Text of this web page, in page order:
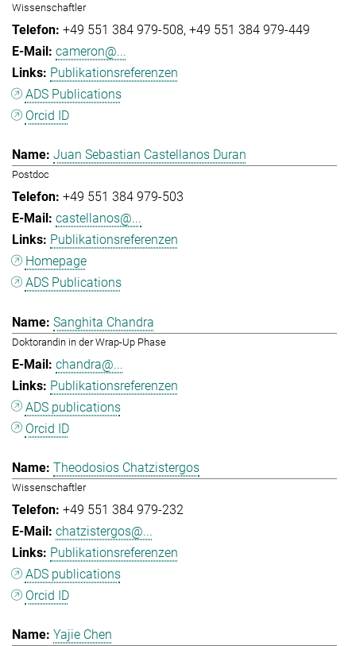
Wissenschaftler
+49 551 384 979-508 +49 551 384 979-449
cameron@...
Publikationsreferenzen
ADS Publications
Orcid ID
Juan Sebastian Castellanos Duran
Postdoc
+49 551 384 979-503
castellanos@...
Publikationsreferenzen
Homepage
ADS Publications
Sanghita Chandra
Doktorandin in der Wrap-Up Phase
chandra@...
Publikationsreferenzen
ADS publications
Orcid ID
Theodosios Chatzistergos
Wissenschaftler
+49 551 384 979-232
chatzistergos@...
Publikationsreferenzen
ADS publications
Orcid ID
Yajie Chen